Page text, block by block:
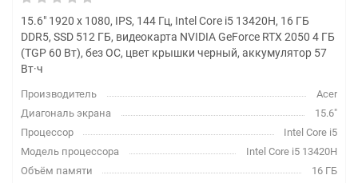
15.6" 1920 x 1080, IPS, 144 Гц, Intel Core i5 13420H, 16 ГБ
DDR5, SSD 512 ГБ, видеокарта NVIDIA GeForce RTX 2050 4 ГБ
(TGP 60 Вт), без ОС, цвет крышки черный, аккумулятор 57
Вт·ч
Производитель
Acer
Диагональ экрана
15.6"
Процессор
Intel Core i5
Модель процессора
Intel Core i5 13420H
Объём памяти
16 ГБ